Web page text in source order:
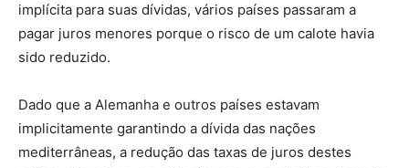
implícita para suas dívidas, vários países passaram a
pagar juros menores porque o risco de um calote havia
sido reduzido.
Dado que a Alemanha e outros países estavam
implicitamente garantindo a dívida das nações
mediterrâneas, a redução das taxas de juros destes